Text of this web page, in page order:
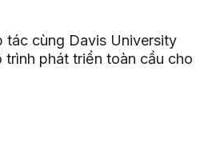
tác cùng Davis University
trình phát triển toàn cầu cho